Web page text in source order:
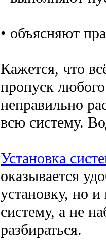
• объясняют
Кажется, что
пропуск
неправильно
всю систему.
Установка
оказывается
установку, но
систему, а не
разбираться.